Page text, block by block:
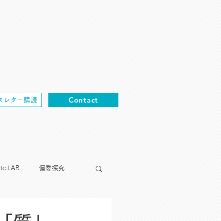
レター購読 Contact
偏愛探究